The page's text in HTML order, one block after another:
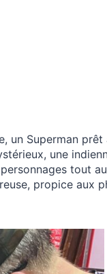
un Superman prêt
une
tout
propice aux